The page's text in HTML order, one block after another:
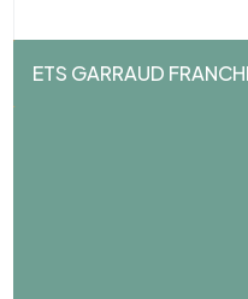
ETS GARRAUD